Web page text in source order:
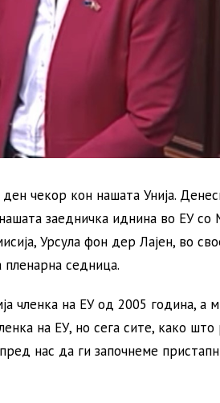
чекор кон нашата Унија.
заедничка иднина во ЕУ со
Урсула фон дер Лајен, во
седница.
членка на ЕУ од 2005 година, а
на ЕУ, но сега сите, како
нас да ги започнеме